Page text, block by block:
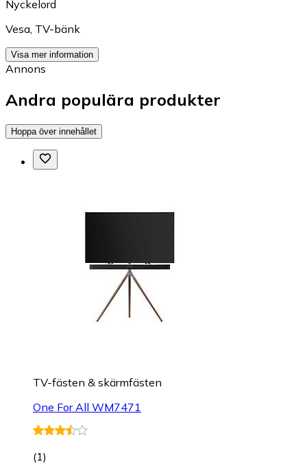
Nyckelord
Vesa, TV-bänk
Visa mer information
Annons
Andra populära produkter
Hoppa över innehållet
TV-fästen & skärmfästen
One For All WM7471
(1)